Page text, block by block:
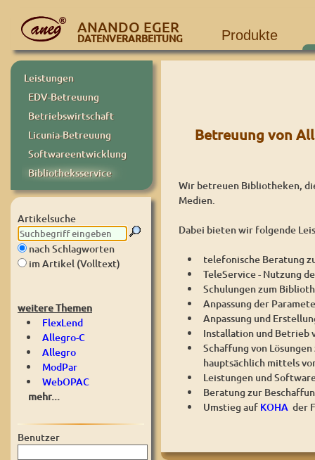
ANANDO EGER
DATENVERARBEITUNG Produkte
Leistungen
EDV-Betreuung
Betriebswirtschaft
Licunia-Betreuung
Softwareentwicklung
Bibliotheksservice
Artikelsuche
nach Schlagworten
im Artikel (Volltext)
weitere Themen
FlexLend
Allegro-C
Allegro
ModPar
WebOPAC
mehr...
Benutzer
Betreuung von
Wir betreuen Bibliotheken,
Medien.
Dabei bieten wir folgende
telefonische Beratung
TeleService - Nutzung
Schulungen zum
Anpassung der
Anpassung und
Installation und Betrieb
Schaffung von
hauptsächlich mittels
Leistungen und
Beratung zur
Umstieg auf KOHA der